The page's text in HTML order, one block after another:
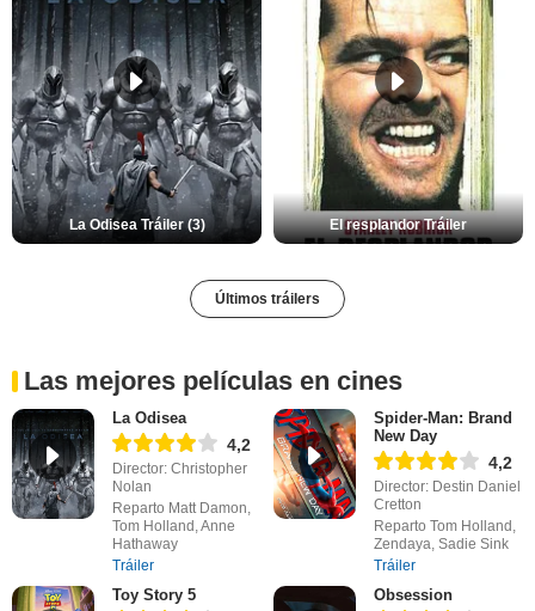
La Odisea Tráiler (3) El resplandor Tráiler
Últimos tráilers
Las mejores películas en cines
La Odisea
4,2
Director: Christopher
Nolan
Reparto Matt Damon,
Tom Holland, Anne
Hathaway
Tráiler
Spider-Man: Brand
New Day
4,2
Director: Destin Daniel
Cretton
Reparto Tom Holland,
Zendaya, Sadie Sink
Tráiler
Toy Story 5 Obsession